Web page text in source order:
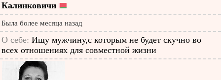
Калинковичи
Была более месяца назад
О себе: Ищу мужчину,с которым не будет скучно во
всех отношениях для совместной жизни